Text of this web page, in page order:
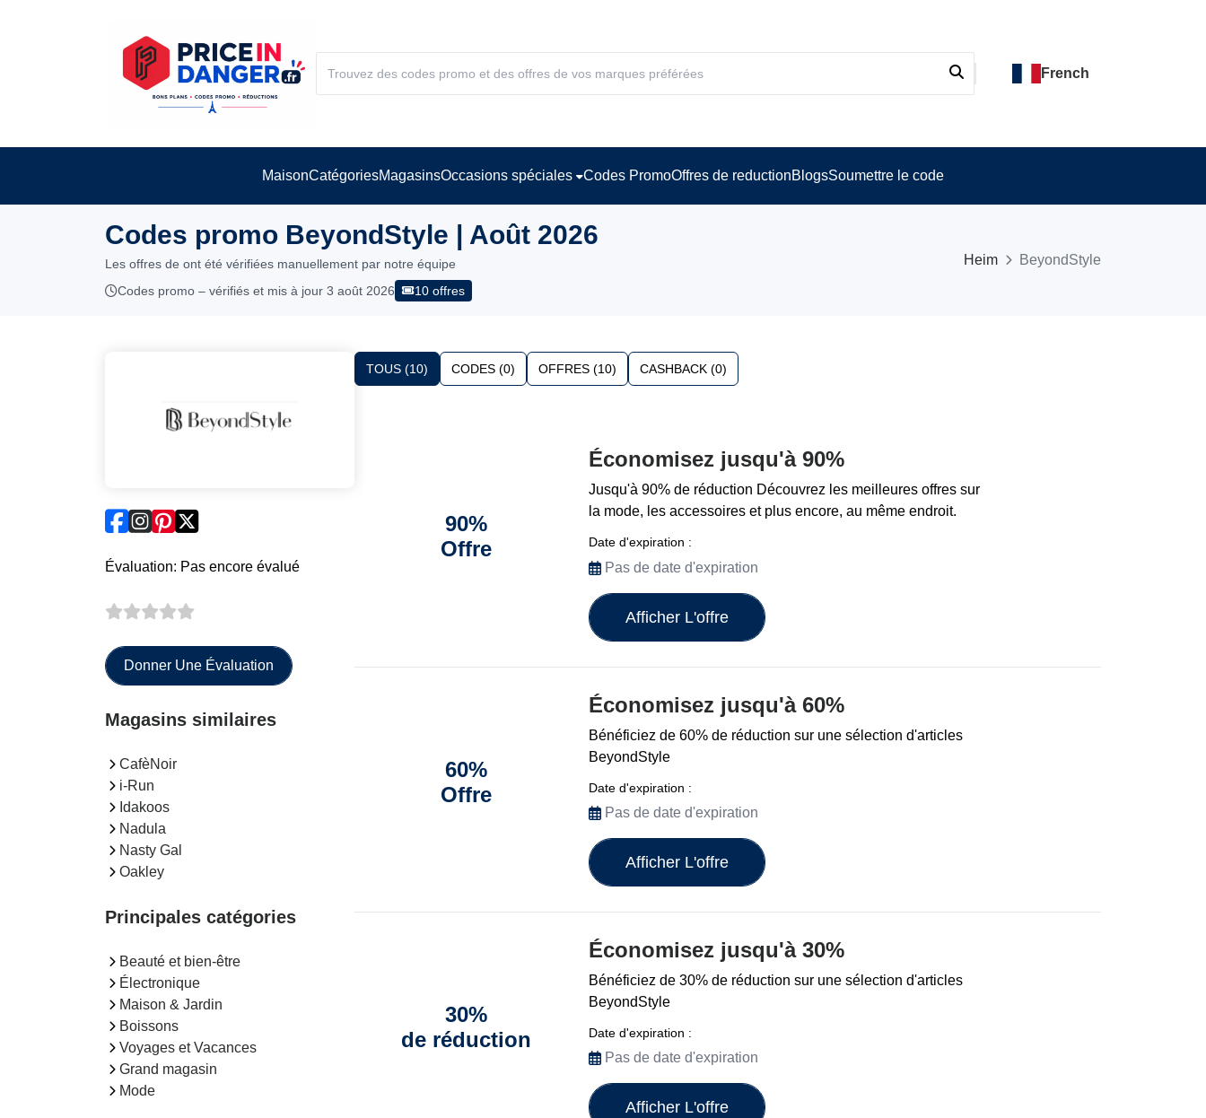
French
MaisonCatégoriesMagasinsOccasions spéciales Codes PromoOffres de reductionBlogsSoumettre le code
Codes promo BeyondStyle | Août 2026
Les offres de ont été vérifiées manuellement par notre équipe
Codes promo – vérifiés et mis à jour 3 août 2026
10 offres
Heim BeyondStyle
Évaluation: Pas encore évalué
Donner Une Évaluation
Magasins similaires
CafèNoir
i-Run
Idakoos
Nadula
Nasty Gal
Oakley
Principales catégories
Beauté et bien-être
Électronique
Maison & Jardin
Boissons
Voyages et Vacances
Grand magasin
Mode
TOUS (10) CODES (0) OFFRES (10) CASHBACK (0)
90%
Offre
Économisez jusqu'à 90%
Jusqu'à 90% de réduction Découvrez les meilleures offres sur
la mode, les accessoires et plus encore, au même endroit.
Date d'expiration :
Pas de date d'expiration
Afficher L'offre
60%
Offre
Économisez jusqu'à 60%
Bénéficiez de 60% de réduction sur une sélection d'articles
BeyondStyle
Date d'expiration :
Pas de date d'expiration
Afficher L'offre
30%
de réduction
Économisez jusqu'à 30%
Bénéficiez de 30% de réduction sur une sélection d'articles
BeyondStyle
Date d'expiration :
Pas de date d'expiration
Afficher L'offre